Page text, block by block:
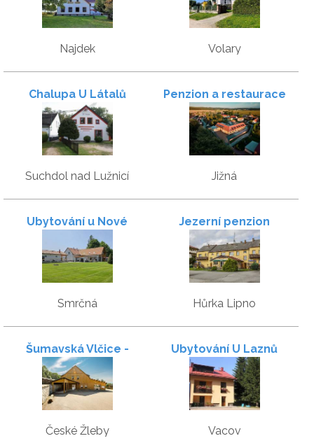
Najdek Volary
Chalupa U Látalů
Suchdol nad Lužnicí
Penzion a restaurace
Zlatovláska u Červené
Lhoty
Jižná
Ubytování u Nové
Bystřice
Smrčná
Jezerní penzion
Hůrka Lipno
Šumavská Vlčice -
Penzion Žleby
České Žleby
Ubytování U Laznů
Vacov